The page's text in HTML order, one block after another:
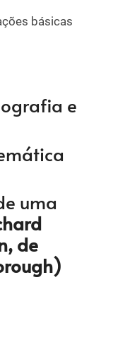
básicas
e
uma
de